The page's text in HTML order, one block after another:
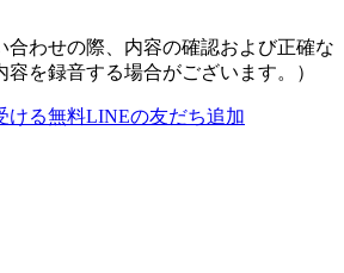
合わせの際、内容の確認および正確な
を録音する場合がございます。）
ける無料LINEの友だち追加